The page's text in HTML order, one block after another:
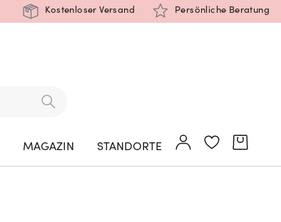
Kostenloser Versand Persönliche Beratung
MAGAZIN STANDORTE